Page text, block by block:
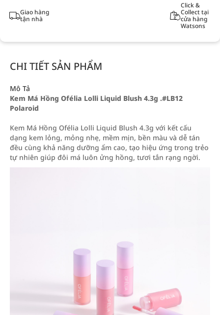
Giao hàng
tận nhà
Click &
Collect tại
cửa hàng
Watsons
CHI TIẾT SẢN PHẨM
Mô Tả
Kem Má Hồng Ofélia Lolli Liquid Blush 4.3g .#LB12
Polaroid
Kem Má Hồng Ofélia Lolli Liquid Blush 4.3g với kết cấu
dạng kem lỏng, mỏng nhẹ, mềm mịn, bền màu và dễ tán
đều cùng khả năng dưỡng ẩm cao, tạo hiệu ứng trong trẻo
tự nhiên giúp đôi má luôn ửng hồng, tươi tắn rạng ngời.